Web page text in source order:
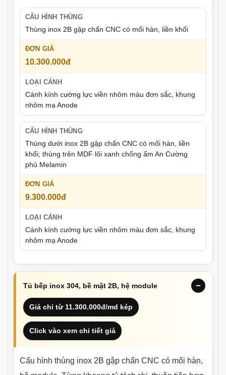
Thùng inox 2B gập chấn CNC có mối hàn, liền khối
10.300.000đ
Cánh kính cường lực viền nhôm màu đơn sắc, khung
nhôm mạ Anode
Thùng dưới inox 2B gập chấn CNC có mối hàn, liền
khối; thùng trên MDF lõi xanh chống ẩm An Cường
phủ Melamin
9.300.000đ
Cánh kính cường lực viền nhôm màu đơn sắc, khung
nhôm mạ Anode
Tủ bếp inox 304, bề mặt 2B, hệ module
Giá chỉ từ 11.300.000đ/md kép
Click vào xem chi tiết giá
Cấu hình thùng inox 2B gập chấn CNC có mối hàn,